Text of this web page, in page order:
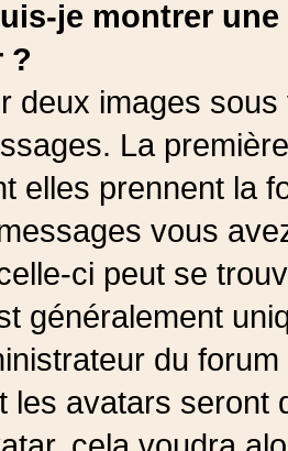
je montrer
?
deux images
La
elles prennent la
vous
ci peut se
généralement
du
les avatars seront